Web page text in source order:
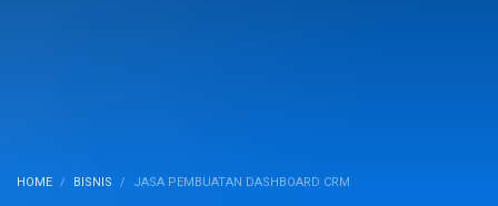
HOME BISNIS JASA PEMBUATAN DASHBOARD CRM